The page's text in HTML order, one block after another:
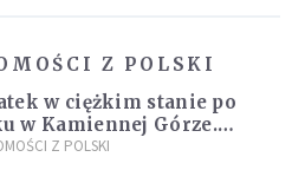
Z POLSKI
w ciężkim stanie po
w Kamiennej Górze.
zatrzymała dwóch
Z POLSKI